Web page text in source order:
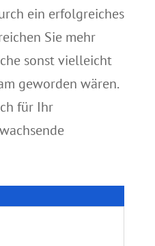
ein erfolgreiches
Sie mehr
sonst vielleicht
geworden wären.
für Ihr